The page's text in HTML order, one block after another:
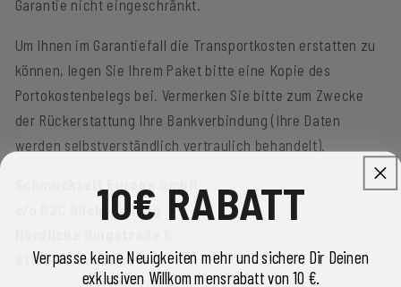
Garantie nicht eingeschränkt.
Um Ihnen im Garantiefall die Transportkosten erstatten zu
können, legen Sie Ihrem Paket bitte eine Kopie des
Portokostenbelegs bei. Vermerken Sie bitte zum Zwecke
der Rückerstattung Ihre Bankverbindung (Ihre Daten
werden selbstverständlich vertraulich behandelt).
c/o B2C Rücksendung
91126 Schwabach
10€ RABATT
Verpasse keine Neuigkeiten mehr und sichere Dir Deinen
exklusiven Willkommensrabatt von 10 €.